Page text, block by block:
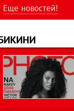
Еще новостей!